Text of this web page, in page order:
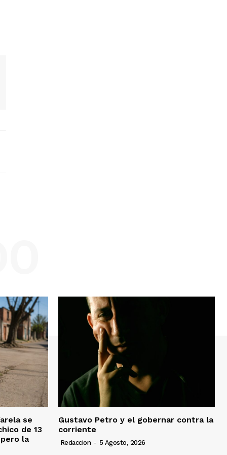
se
de 13
la
Gustavo Petro y el gobernar contra la
corriente
Redaccion - 5 Agosto, 2026